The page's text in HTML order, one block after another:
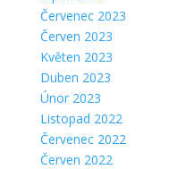
Červenec 2023
Červen 2023
Květen 2023
Duben 2023
Únor 2023
Listopad 2022
Červenec 2022
Červen 2022